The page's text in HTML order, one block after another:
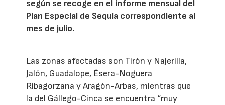
según se recoge en el informe mensual del
Plan Especial de Sequía correspondiente al
mes de julio.
Las zonas afectadas son Tirón y Najerilla,
Jalón, Guadalope, Ésera-Noguera
Ribagorzana y Aragón-Arbas, mientras que
la del Gállego-Cinca se encuentra “muy